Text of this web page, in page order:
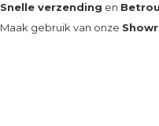
Snelle verzending en
Maak gebruik van onze